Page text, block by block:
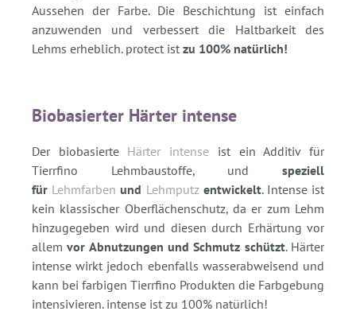
Aussehen der Farbe. Die Beschichtung ist einfach
anzuwenden und verbessert die Haltbarkeit des
Lehms erheblich. protect ist zu 100% natürlich!
Biobasierter Härter intense
Der biobasierte Härter intense ist ein Additiv für
Tierrfino Lehmbaustoffe, und speziell
für Lehmfarben und Lehmputzentwickelt. Intense ist
kein klassischer Oberflächenschutz, da er zum Lehm
hinzugegeben wird und diesen durch Erhärtung vor
allemvor Abnutzungen und Schmutz schützt. Härter
intense wirkt jedoch ebenfalls wasserabweisend und
kann bei farbigen Tierrfino Produkten die Farbgebung
intensivieren. intense ist zu 100% natürlich!